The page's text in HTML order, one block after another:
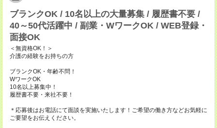
ブランクOK / 10名以上の大量募集 / 履歴書不要 /
40～50代活躍中 / 副業・WワークOK / WEB登録・
面接OK
＜無資格OK！＞
介護の経験をお持ちの方
ブランクOK・年齢不問！
WワークOK
10名以上募集中！
履歴書不要・来社不要！
＊応募後はお電話にて面談を実施いたします！ご希望の働き方などお気軽に
ご要望をお伝えください。